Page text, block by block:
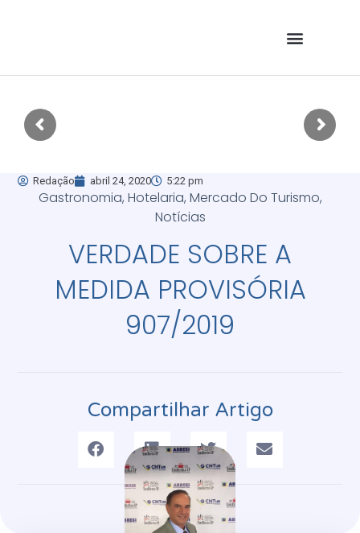
Redação abril 24, 2020 5:22 pm
Gastronomia, Hotelaria, Mercado Do Turismo,
Notícias
VERDADE SOBRE A
MEDIDA PROVISÓRIA
907/2019
Compartilhar Artigo